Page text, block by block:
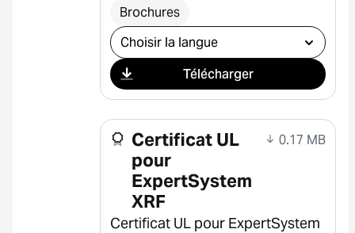
Brochures
Sélectionner le téléchargement
Télécharger
Certificat UL
pour
ExpertSystem
XRF
0.17 MB
Certificat UL pour ExpertSystem